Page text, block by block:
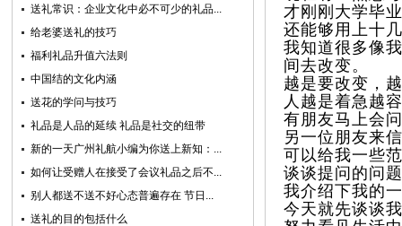
送礼常识：企业文化中必不可少的礼品...
给老婆送礼的技巧
福利礼品升值六法则
中国结的文化内涵
送花的学问与技巧
礼品是人品的延续 礼品是社交的纽带
新的一天广州礼航小编为你送上新知：...
如何让受赠人在接受了会议礼品之后不...
别人都送不送不好心态普遍存在 节日...
送礼的目的包括什么
才刚刚大学毕
还能够用上十
我知道很多像
间去改变。
越是要改变，
人越是着急越
有朋友马上会
另一位朋友来
可以给我一些
谈谈提问的问
我介绍下我的
今天就先谈谈